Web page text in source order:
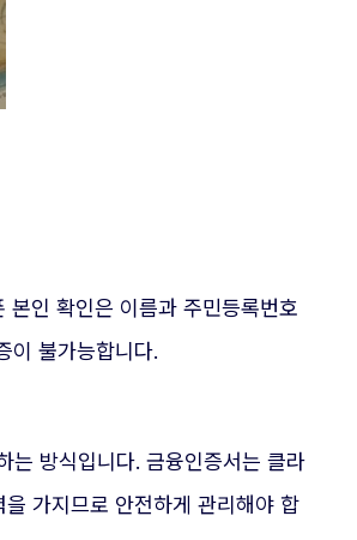
본인 확인은 이름과 주민등록번호
이 불가능합니다.
는 방식입니다. 금융인증서는 클라
가지므로 안전하게 관리해야 합